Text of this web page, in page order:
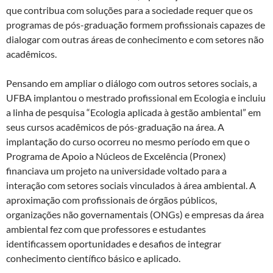
que contribua com soluções para a sociedade requer que os
programas de pós-graduação formem profissionais capazes de
dialogar com outras áreas de conhecimento e com setores não
acadêmicos.
Pensando em ampliar o diálogo com outros setores sociais, a
UFBA implantou o mestrado profissional em Ecologia e incluiu
a linha de pesquisa “Ecologia aplicada à gestão ambiental” em
seus cursos acadêmicos de pós-graduação na área. A
implantação do curso ocorreu no mesmo período em que o
Programa de Apoio a Núcleos de Excelência (Pronex)
financiava um projeto na universidade voltado para a
interação com setores sociais vinculados à área ambiental. A
aproximação com profissionais de órgãos públicos,
organizações não governamentais (ONGs) e empresas da área
ambiental fez com que professores e estudantes
identificassem oportunidades e desafios de integrar
conhecimento científico básico e aplicado.